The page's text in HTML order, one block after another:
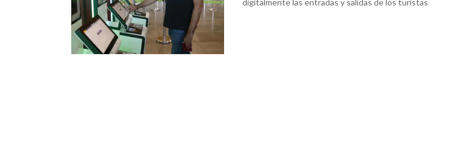
digitalmente las entradas y salidas de los turistas